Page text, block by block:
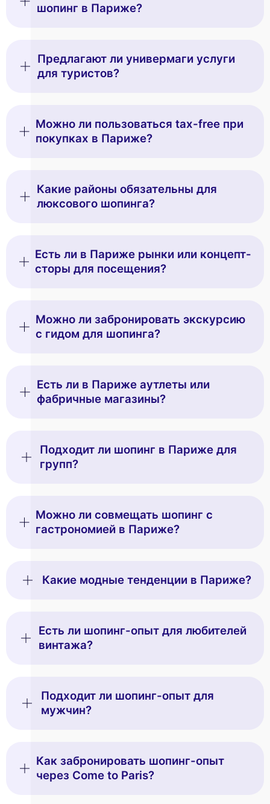
шопинг в Париже?
Предлагают ли универмаги услуги
для туристов?
Можно ли пользоваться tax-free при
покупках в Париже?
Какие районы обязательны для
люксового шопинга?
Есть ли в Париже рынки или концепт-
сторы для посещения?
Можно ли забронировать экскурсию
с гидом для шопинга?
Есть ли в Париже аутлеты или
фабричные магазины?
Подходит ли шопинг в Париже для
групп?
Можно ли совмещать шопинг с
гастрономией в Париже?
Какие модные тенденции в Париже?
Есть ли шопинг-опыт для любителей
винтажа?
Подходит ли шопинг-опыт для
мужчин?
Как забронировать шопинг-опыт
через Come to Paris?